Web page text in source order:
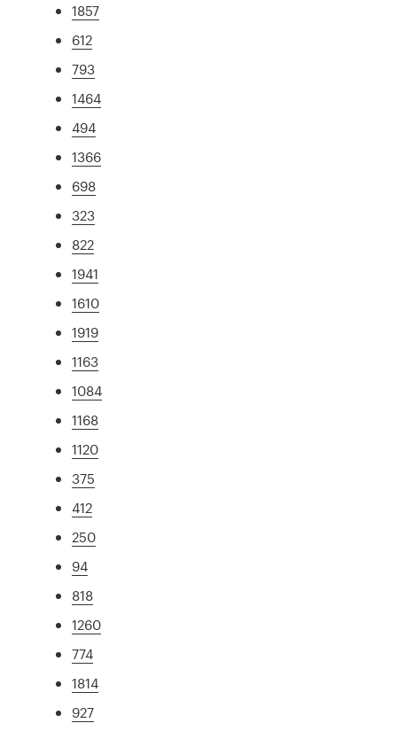
1857
612
793
1464
494
1366
698
323
822
1941
1610
1919
1163
1084
1168
1120
375
412
250
94
818
1260
774
1814
927